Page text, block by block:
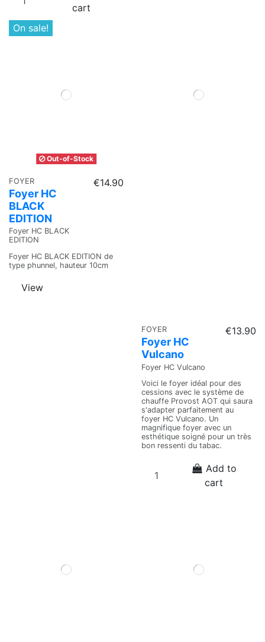
cart
On sale!
Out-of-Stock
FOYER
Foyer HC
BLACK
EDITION
Foyer HC BLACK
EDITION
€14.90
Foyer HC BLACK EDITION de
type phunnel, hauteur 10cm
View
FOYER
Foyer HC
Vulcano
Foyer HC Vulcano
€13.90
Voici le foyer idéal pour des
cessions avec le système de
chauffe Provost AOT qui saura
s'adapter parfaitement au
foyer HC Vulcano. Un
magnifique foyer avec un
esthétique soigné pour un très
bon ressenti du tabac.
Add to
cart